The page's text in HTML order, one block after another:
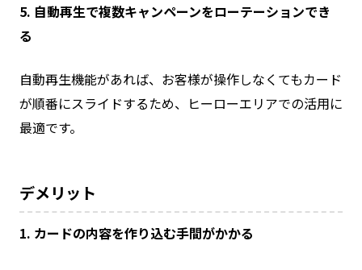
5. 自動再生で複数キャンペーンをローテーションでき
る
自動再生機能があれば、お客様が操作しなくてもカード
が順番にスライドするため、ヒーローエリアでの活用に
最適です。
デメリット
1. カードの内容を作り込む手間がかかる